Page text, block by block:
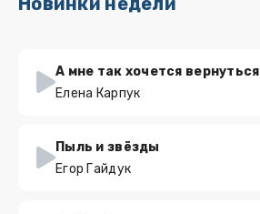
А мне так хочется вернуться
Елена Карпук
Пыль и звёзды
Егор Гайдук